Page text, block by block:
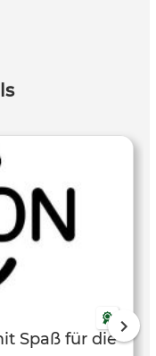
Spaß für die